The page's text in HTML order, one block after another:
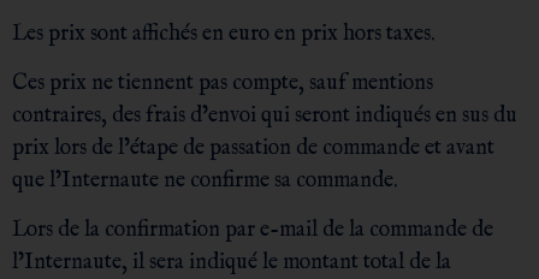
Les prix sont affichés en euro en prix hors taxes.
Ces prix ne tiennent pas compte, sauf mentions
contraires, des frais d’envoi qui seront indiqués en sus du
prix lors de l’étape de passation de commande et avant
que l’Internaute ne confirme sa commande.
Lors de la confirmation par e-mail de la commande de
l’Internaute, il sera indiqué le montant total de la